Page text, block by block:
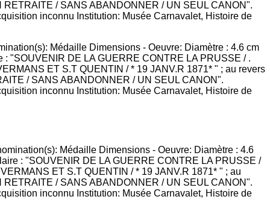
Médaille Dimensions - Oeuvre: Diamètre : 4.6 cm
"SOUVENIR DE LA GUERRE CONTRE LA PRUSSE / .
ET S.T QUENTIN / * 19 JANV.R 1871* " ; au revers
/ SANS ABANDONNER / UN SEUL CANON".
inconnu Institution: Musée Carnavalet, Histoire de